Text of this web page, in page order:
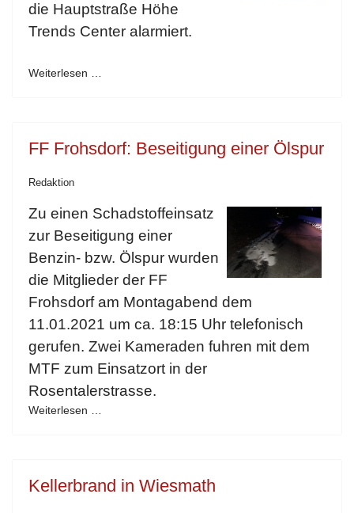
die Hauptstraße Höhe
Trends Center alarmiert.
Weiterlesen …
FF Frohsdorf: Beseitigung einer Ölspur
Redaktion
Zu einen Schadstoffeinsatz
zur Beseitigung einer
Benzin- bzw. Ölspur wurden
die Mitglieder der FF
Frohsdorf am Montagabend dem
11.01.2021 um ca. 18:15 Uhr telefonisch
gerufen. Zwei Kameraden fuhren mit dem
MTF zum Einsatzort in der
Rosentalerstrasse.
Weiterlesen …
Kellerbrand in Wiesmath